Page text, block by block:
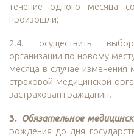
течение одного месяца
произошли;
2.4. осуществить
организации по новому
месяца в случае изменения
страховой медицинской
застрахован гражданин.
3. Обязательное
рождения до дня